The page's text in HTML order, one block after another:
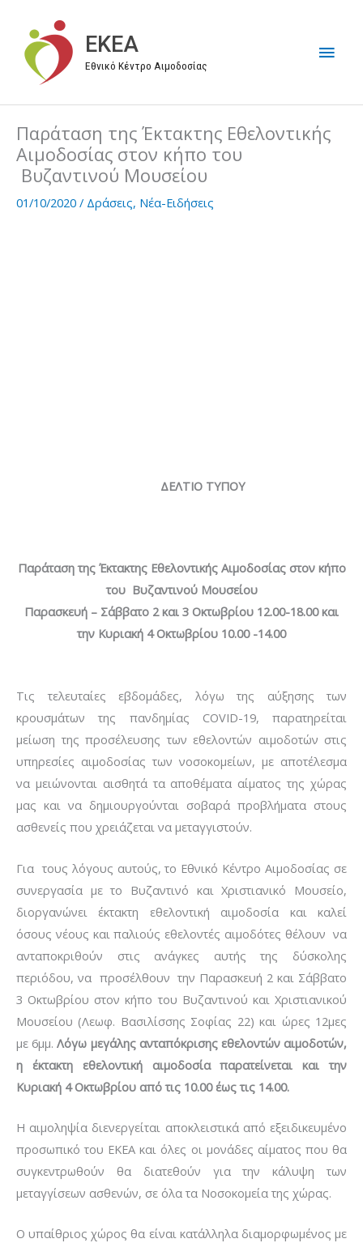
περιεχόμενο
EKEA
Εθνικό Κέντρο Αιμοδοσίας
Παράταση της Έκτακτης Εθελοντικής
Αιμοδοσίας στον κήπο του
Βυζαντινού Μουσείου
01/10/2020 / Δράσεις, Νέα-Ειδήσεις
ΔΕΛΤΙΟ ΤΥΠΟΥ
Παράταση της Έκτακτης Εθελοντικής Αιμοδοσίας στον κήπο
του Βυζαντινού Μουσείου
Παρασκευή – Σάββατο 2 και 3 Οκτωβρίου 12.00-18.00και
την Κυριακή 4 Οκτωβρίου 10.00 -14.00
Τις τελευταίες εβδομάδες, λόγω της αύξησης των
κρουσμάτων της πανδημίας COVID-19, παρατηρείται
μείωση της προσέλευσης των εθελοντών αιμοδοτών στις
υπηρεσίες αιμοδοσίας των νοσοκομείων, με αποτέλεσμα
να μειώνονται αισθητά τα αποθέματα αίματος της χώρας
μας και να δημιουργούνται σοβαρά προβλήματα στους
ασθενείς που χρειάζεται να μεταγγιστούν.
Για τους λόγους αυτούς, το Εθνικό Κέντρο Αιμοδοσίας σε
συνεργασία με το Βυζαντινό και Χριστιανικό Μουσείο,
διοργανώνει έκτακτη εθελοντική αιμοδοσία και καλεί
όσους νέους και παλιούς εθελοντές αιμοδότες θέλουν να
ανταποκριθούν στις ανάγκες αυτής της δύσκολης
περιόδου, να προσέλθουν την Παρασκευή 2 και Σάββατο
3 Οκτωβρίου στον κήπο του Βυζαντινού και Χριστιανικού
Μουσείου (Λεωφ. Βασιλίσσης Σοφίας 22) και ώρες 12μες
με 6μμ.Λόγω μεγάλης ανταπόκρισης εθελοντών αιμοδοτών,
η έκτακτη εθελοντική αιμοδοσία παρατείνεται και την
Κυριακή 4 Οκτωβρίου από τις 10.00 έως τις 14.00.
Η αιμοληψία διενεργείται αποκλειστικά από εξειδικευμένο
προσωπικό του ΕΚΕΑ και όλες οι μονάδες αίματος που θα
συγκεντρωθούν θα διατεθούν για την κάλυψη των
μεταγγίσεων ασθενών, σε όλα τα Νοσοκομεία της χώρας.
Ο υπαίθριος χώρος θα είναι κατάλληλα διαμορφωμένος με